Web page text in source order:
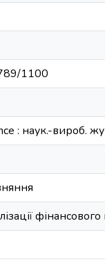
1100
: наук.-вироб.